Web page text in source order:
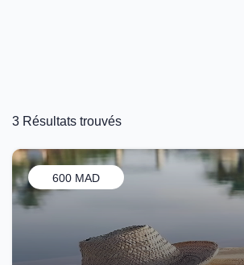
3 Résultats trouvés
600 MAD